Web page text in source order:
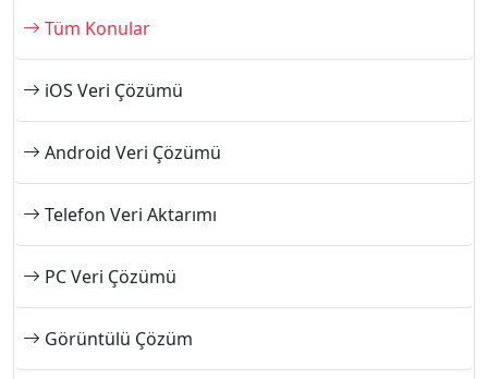
Tüm Konular
iOS Veri Çözümü
Android Veri Çözümü
Telefon Veri Aktarımı
PC Veri Çözümü
Görüntülü Çözüm